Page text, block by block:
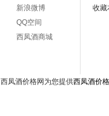
新浪微博
QQ空间
西凤酒商城
收藏
西凤酒价格网为您提供西凤酒价